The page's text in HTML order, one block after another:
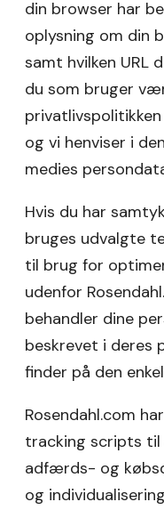
din browser har
oplysning om din
samt hvilken URL
du som bruger
og vi henviser i
medies
Hvis du har
bruges udvalgte
til brug for
udenfor
behandler dine
beskrevet i deres
finder på den
Rosendahl.com
tracking scripts
adfærds- og
og